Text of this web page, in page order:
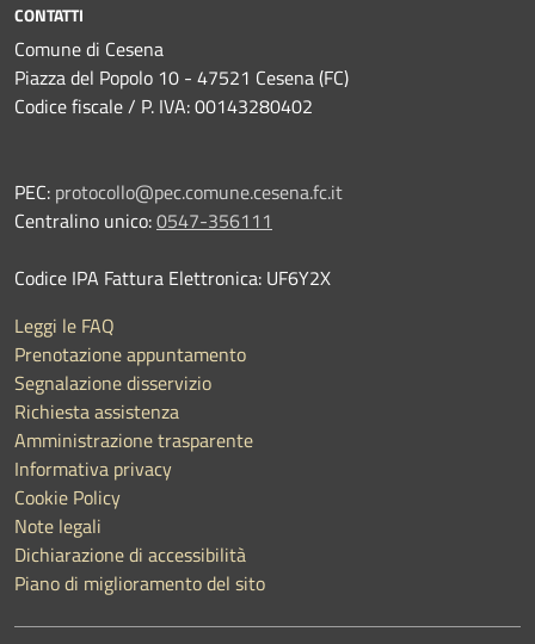
CONTATTI
Comune di Cesena
Piazza del Popolo 10 - 47521 Cesena (FC)
Codice fiscale / P. IVA: 00143280402
PEC: protocollo@pec.comune.cesena.fc.it
Centralino unico:0547-356111
Codice IPA Fattura Elettronica: UF6Y2X
Leggi le FAQ
Prenotazione appuntamento
Segnalazione disservizio
Richiesta assistenza
Amministrazione trasparente
Informativa privacy
Cookie Policy
Note legali
Dichiarazione di accessibilità
Piano di miglioramento del sito